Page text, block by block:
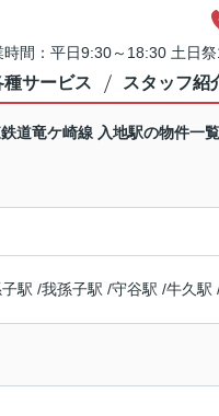
時間：平日9:30～18:30 土日
種サービス スタッフ紹
道竜ケ崎線 入地駅の物件一覧
駅 /我孫子駅 /守谷駅 /牛久駅